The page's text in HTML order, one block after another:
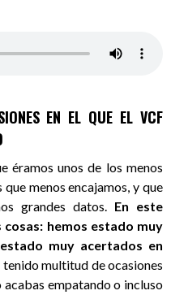
EN EL QUE EL VCF
éramos unos de los menos
menos encajamos, y que
grandes datos. En este
hemos estado muy
muy acertados en
multitud de ocasiones
empatando o incluso